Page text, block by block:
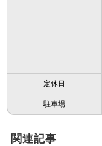
定休日
駐車場
関連記事